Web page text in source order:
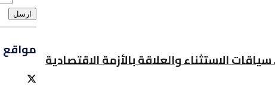
الاستثناء والعلاقة بالأزمة الاقتصادية
ارسل
مواقع